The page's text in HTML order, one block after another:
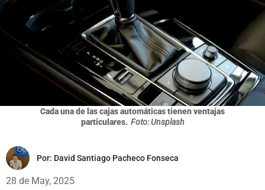
Cada una de las cajas automáticas tienen ventajas
particulares. Foto: Unsplash
Por: David Santiago Pacheco Fonseca
28 de May, 2025